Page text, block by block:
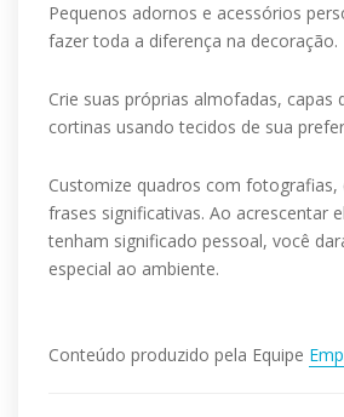
Pequenos adornos e acessórios
fazer toda a diferença na decoração.
Crie suas próprias almofadas, capas
cortinas usando tecidos de sua
Customize quadros com fotografias,
frases significativas. Ao acrescentar
tenham significado pessoal, você
especial ao ambiente.
Conteúdo produzido pela Equipe